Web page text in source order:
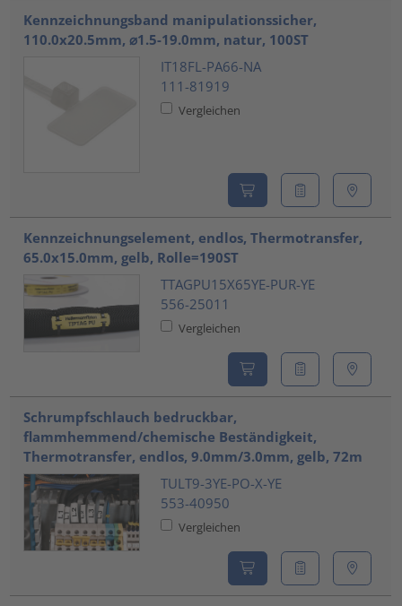
Kennzeichnungsband manipulationssicher,
110.0x20.5mm, ⌀1.5-19.0mm, natur, 100ST
IT18FL-PA66-NA
111-81919
Vergleichen
Kennzeichnungselement, endlos, Thermotransfer,
65.0x15.0mm, gelb, Rolle=190ST
TTAGPU15X65YE-PUR-YE
556-25011
Vergleichen
Schrumpfschlauch bedruckbar,
flammhemmend/chemische Beständigkeit,
Thermotransfer, endlos, 9.0mm/3.0mm, gelb, 72m
TULT9-3YE-PO-X-YE
553-40950
Vergleichen